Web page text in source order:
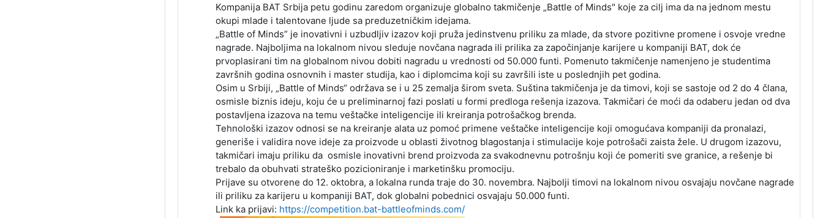
Kompanija BAT Srbija petu godinu zaredom organizuje globalno takmičenje „Battle of Minds" koje za cilj ima da na jednom mestu
okupi mlade i talentovane ljude sa preduzetničkim idejama.
„Battle of Minds” je inovativni i uzbudljiv izazov koji pruža jedinstvenu priliku za mlade, da stvore pozitivne promene i osvoje vredne
nagrade. Najboljima na lokalnom nivou sleduje novčana nagrada ili prilika za započinjanje karijere u kompaniji BAT, dok će
prvoplasirani tim na globalnom nivou dobiti nagradu u vrednosti od 50.000 funti. Pomenuto takmičenje namenjeno je studentima
završnih godina osnovnih i master studija, kao i diplomcima koji su završili iste u poslednjih pet godina.
Osim u Srbiji, „Battle of Minds“ održava se i u 25 zemalja širom sveta. Suština takmičenja je da timovi, koji se sastoje od 2 do 4 člana,
osmisle biznis ideju, koju će u preliminarnoj fazi poslati u formi predloga rešenja izazova. Takmičari će moći da odaberu jedan od dva
postavljena izazova na temu veštačke inteligencije ili kreiranja potrošačkog brenda.
Tehnološki izazov odnosi se na kreiranje alata uz pomoć primene veštačke inteligencije koji omogućava kompaniji da pronalazi,
generiše i validira nove ideje za proizvode u oblasti životnog blagostanja i stimulacije koje potrošači zaista žele. U drugom izazovu,
takmičari imaju priliku da osmisle inovativni brend proizvoda za svakodnevnu potrošnju koji će pomeriti sve granice, a rešenje bi
trebalo da obuhvati strateško pozicioniranje i marketinšku promociju.
Prijave su otvorene do 12. oktobra, a lokalna runda traje do 30. novembra. Najbolji timovi na lokalnom nivou osvajaju novčane nagrade
ili priliku za karijeru u kompaniji BAT, dok globalni pobednici osvajaju 50.000 funti.
Link ka prijavi: https://competition.bat-battleofminds.com/